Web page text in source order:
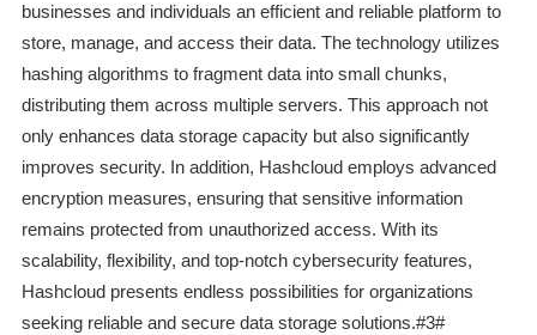
businesses and individuals an efficient and reliable platform to
store, manage, and access their data. The technology utilizes
hashing algorithms to fragment data into small chunks,
distributing them across multiple servers. This approach not
only enhances data storage capacity but also significantly
improves security. In addition, Hashcloud employs advanced
encryption measures, ensuring that sensitive information
remains protected from unauthorized access. With its
scalability, flexibility, and top-notch cybersecurity features,
Hashcloud presents endless possibilities for organizations
seeking reliable and secure data storage solutions.#3#